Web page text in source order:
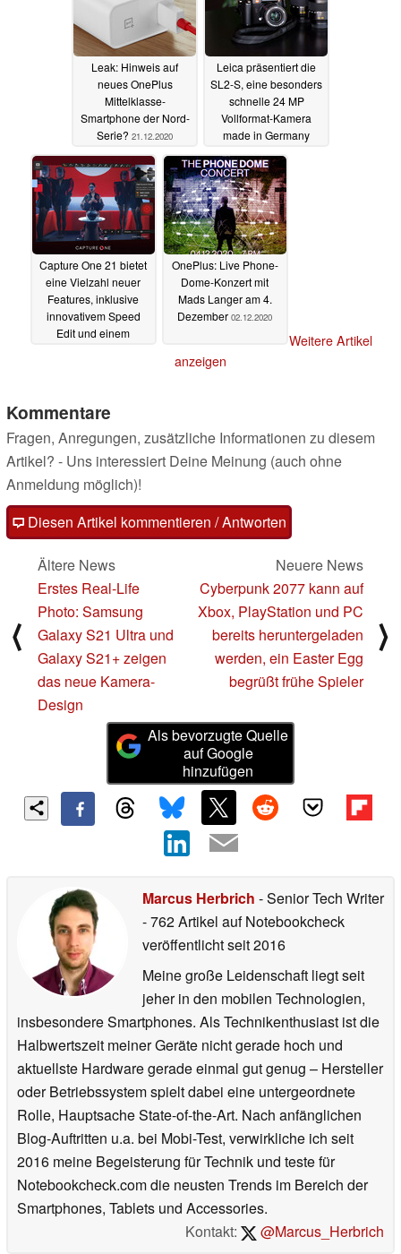
Leak: Hinweis auf
neues OnePlus
Mittelklasse-
Smartphone der Nord-
Serie? 21.12.2020
Leica präsentiert die
SL2-S, eine besonders
schnelle 24 MP
Vollformat-Kamera
made in Germany
10.12.2020
Capture One 21 bietet
eine Vielzahl neuer
Features, inklusive
innovativem Speed
Edit und einem
OnePlus: Live Phone-
Dome-Konzert mit
Mads Langer am 4.
Dezember 02.12.2020
Weitere Artikel
anzeigen
Kommentare
Fragen, Anregungen, zusätzliche Informationen zu diesem
Artikel? - Uns interessiert Deine Meinung (auch ohne
Anmeldung möglich)!
Diesen Artikel kommentieren / Antworten
⟨
Ältere News
Erstes Real-Life
Photo: Samsung
Galaxy S21 Ultra und
Galaxy S21+ zeigen
das neue Kamera-
Design
Neuere News
Cyberpunk 2077 kann auf
Xbox, PlayStation und PC
bereits heruntergeladen
werden, ein Easter Egg
begrüßt frühe Spieler
⟩
Als bevorzugte Quelle
auf Google
hinzufügen
Marcus Herbrich - Senior Tech Writer
- 762 Artikel auf Notebookcheck
veröffentlichtseit 2016
Meine große Leidenschaft liegt seit
jeher in den mobilen Technologien,
insbesondere Smartphones. Als Technikenthusiast ist die
Halbwertszeit meiner Geräte nicht gerade hoch und
aktuellste Hardware gerade einmal gut genug – Hersteller
oder Betriebssystem spielt dabei eine untergeordnete
Rolle, Hauptsache State-of-the-Art. Nach anfänglichen
Blog-Auftritten u.a. bei Mobi-Test, verwirkliche ich seit
2016 meine Begeisterung für Technik und teste für
Notebookcheck.com die neusten Trends im Bereich der
Smartphones, Tablets und Accessories.
Kontakt:
@Marcus_Herbrich